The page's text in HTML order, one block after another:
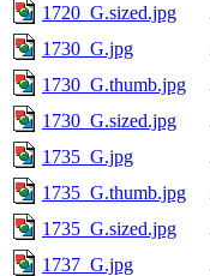
1720_G.sized.jpg
1730_G.jpg
1730_G.thumb.jpg
1730_G.sized.jpg
1735_G.jpg
1735_G.thumb.jpg
1735_G.sized.jpg
1737_G.jpg